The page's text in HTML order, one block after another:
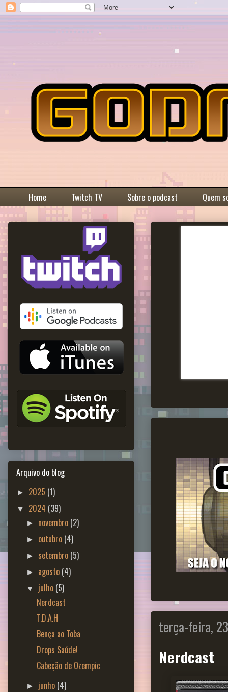
Home Twitch TV Sobre o podcast Quem
terça-feira,
Nerdcast
Arquivo do blog
► 2025 (1)
▼ 2024 (39)
► novembro (2)
► outubro (4)
► setembro (5)
► agosto (4)
▼ julho (5)
Nerdcast
T.D.A.H
Bença ao Toba
Drops Saúde!
Cabeção de Ozempic
► junho (4)